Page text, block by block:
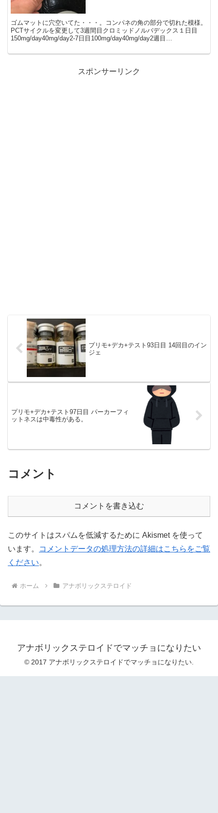
ゴムマットに穴空いてた・・・。コンパネの角の部分で切れた模様。
PCTサイクルを変更して3週間目クロミッドノルバデックス１日目
150mg/day40mg/day2-7日目100mg/day40mg/day2週目
スポンサーリンク
プリモ+デカ+テスト93日目 14回目のイン
ジェ
プリモ+デカ+テスト97日目 パーカーフィ
ットネスは中毒性がある。
コメント
コメントを書き込む
このサイトはスパムを低減するために Akismet を使って
います。
コメントデータの処理方法の詳細はこちらをご覧
ください。
ホーム アナボリックステロイド
アナボリックステロイドでマッチョになりたい
© 2017 アナボリックステロイドでマッチョになりたい.